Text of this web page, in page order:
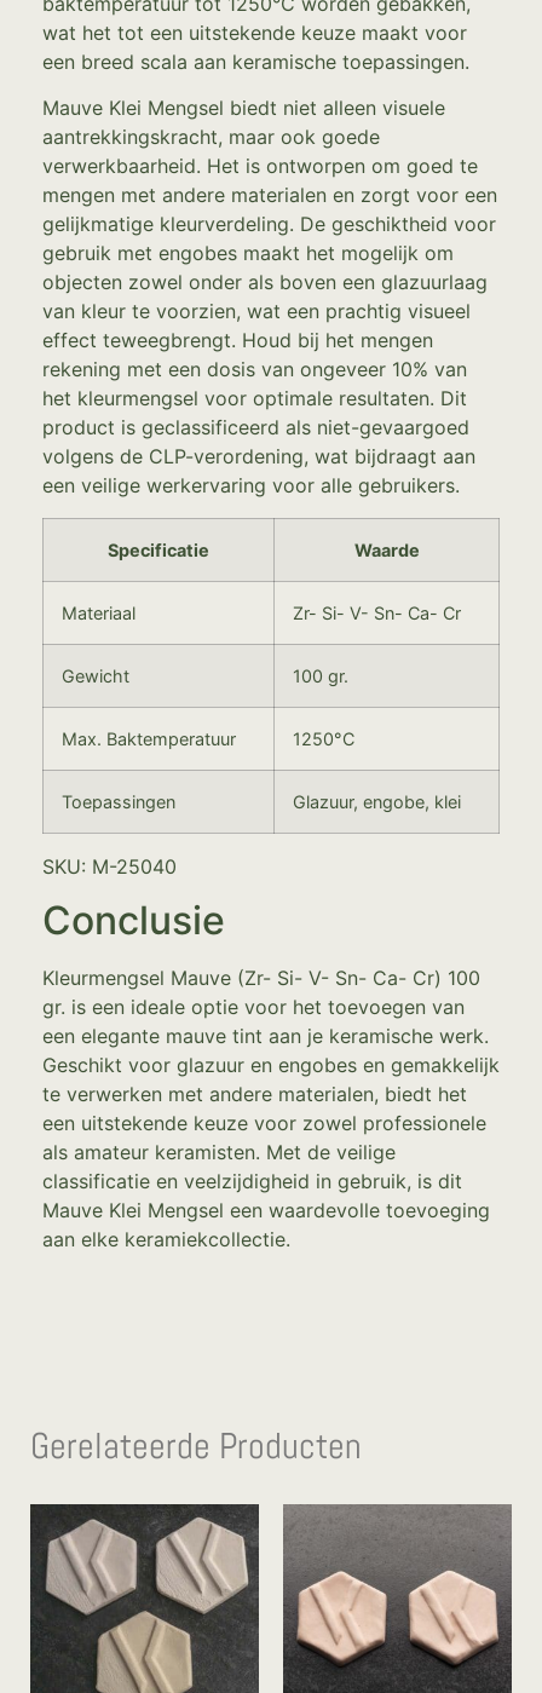
wat het tot een uitstekende keuze maakt voor
een breed scala aan keramische toepassingen.
Mauve Klei Mengsel biedt niet alleen visuele
aantrekkingskracht, maar ook goede
verwerkbaarheid. Het is ontworpen om goed te
mengen met andere materialen en zorgt voor een
gelijkmatige kleurverdeling. De geschiktheid voor
gebruik met engobes maakt het mogelijk om
objecten zowel onder als boven een glazuurlaag
van kleur te voorzien, wat een prachtig visueel
effect teweegbrengt. Houd bij het mengen
rekening met een dosis van ongeveer 10% van
het kleurmengsel voor optimale resultaten. Dit
product is geclassificeerd als niet-gevaargoed
volgens de CLP-verordening, wat bijdraagt aan
een veilige werkervaring voor alle gebruikers.
Specificatie Waarde
Materiaal Zr- Si- V- Sn- Ca- Cr
Gewicht 100 gr.
Max. Baktemperatuur 1250°C
Toepassingen Glazuur, engobe, klei
SKU: M-25040
Conclusie
Kleurmengsel Mauve (Zr- Si- V- Sn- Ca- Cr) 100
gr. is een ideale optie voor het toevoegen van
een elegante mauve tint aan je keramische werk.
Geschikt voor glazuur en engobes en gemakkelijk
te verwerken met andere materialen, biedt het
een uitstekende keuze voor zowel professionele
als amateur keramisten. Met de veilige
classificatie en veelzijdigheid in gebruik, is dit
Mauve Klei Mengsel een waardevolle toevoeging
aan elke keramiekcollectie.
Gerelateerde Producten